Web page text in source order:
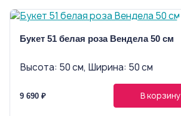
Букет 51 белая роза Вендела 50 см
Высота: 50 см, Ширина: 50 см
9 690 ₽ В корзину